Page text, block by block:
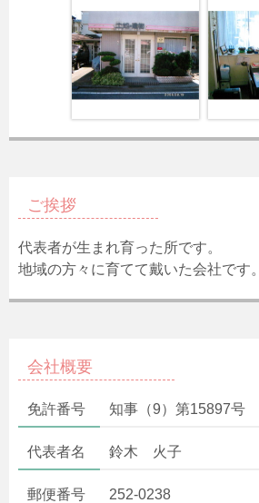
ご挨拶
代表者が生まれ育った所です。
地域の方々に育てて戴いた会社です。
会社概要
免許番号 知事（9）第15897号
代表者名 鈴木 火子
郵便番号 252-0238